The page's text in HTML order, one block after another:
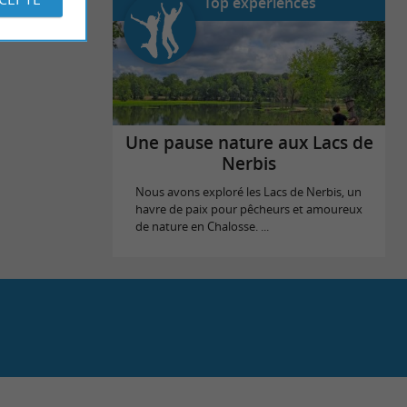
Une pause nature aux Lacs de
Nerbis
Nous avons exploré les Lacs de Nerbis, un
havre de paix pour pêcheurs et amoureux
de nature en Chalosse. ...